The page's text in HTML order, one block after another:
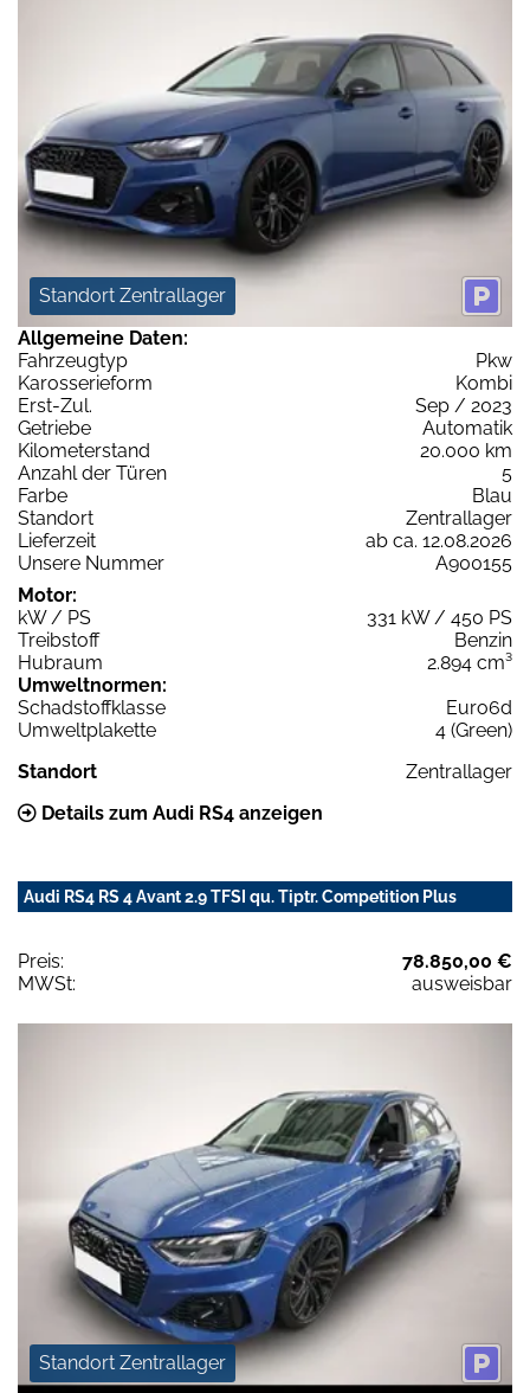
Standort Zentrallager
Allgemeine Daten:
Fahrzeugtyp
Pkw
Karosserieform
Kombi
Erst-Zul.
Sep / 2023
Getriebe
Automatik
Kilometerstand
20.000 km
Anzahl der Türen
5
Farbe
Blau
Standort
Zentrallager
Lieferzeit
ab ca. 12.08.2026
Unsere Nummer
A900155
Motor:
kW / PS
331 kW / 450 PS
Treibstoff
Benzin
Hubraum
2.894 cm³
Umweltnormen:
Schadstoffklasse
Euro6d
Umweltplakette
4 (Green)
Standort
Zentrallager
Details zum Audi RS4 anzeigen
Audi RS4 RS 4 Avant 2.9 TFSI qu. Tiptr. Competition Plus
Preis:
78.850,00 €
MWSt:
ausweisbar
Standort Zentrallager